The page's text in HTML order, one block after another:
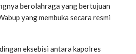
berolahraga yang bertujuan
yang membuka secara resmi
eksebisi antara kapolres